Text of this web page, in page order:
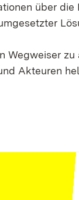
über
Wegweiser
Akteuren